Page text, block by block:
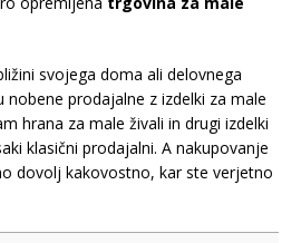
svojega doma ali delovnega
prodajalne z izdelki za male
hrana za male živali in drugi izdelki
klasični prodajalni. A nakupovanje
dovolj kakovostno, kar ste verjetno